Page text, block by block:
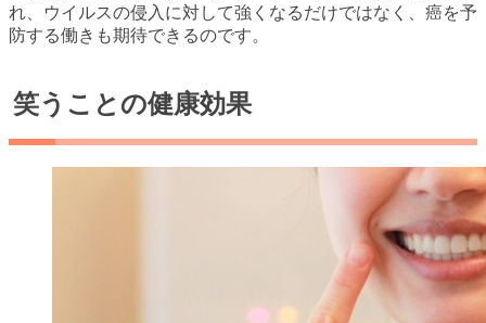
れ、ウイルスの侵入に対して強くなるだけではなく、癌を予
防する働きも期待できるのです。
笑うことの健康効果